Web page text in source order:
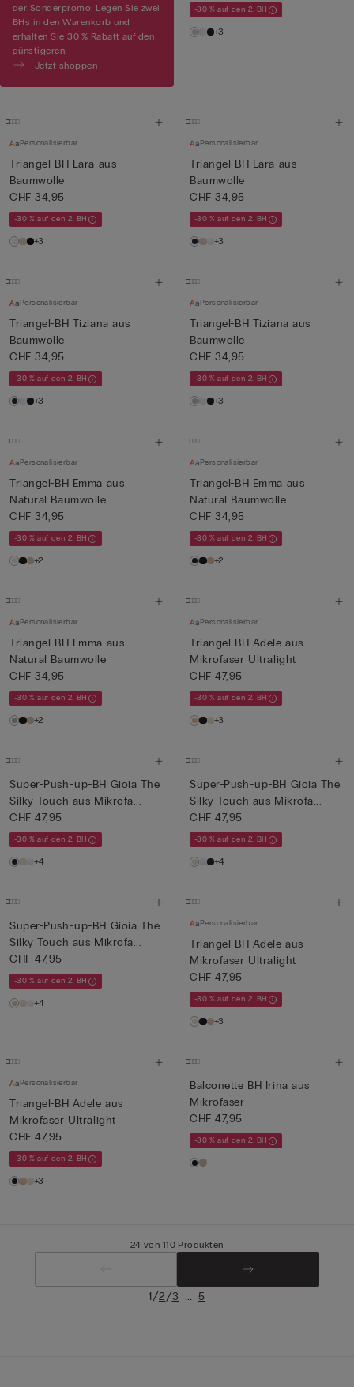
der Sonderpromo: Legen Sie zwei
BHs in den Warenkorb und
erhalten Sie 30 % Rabatt auf den
günstigeren.
Jetzt shoppen
-30 % auf den 2. BH
+3
Personalisierbar
Triangel-BH Lara aus
Baumwolle
CHF 34,95
-30 % auf den 2. BH
+3
Personalisierbar
Triangel-BH Lara aus
Baumwolle
CHF 34,95
-30 % auf den 2. BH
+3
Personalisierbar
Triangel-BH Tiziana aus
Baumwolle
CHF 34,95
-30 % auf den 2. BH
+3
Personalisierbar
Triangel-BH Tiziana aus
Baumwolle
CHF 34,95
-30 % auf den 2. BH
+3
Personalisierbar
Triangel-BH Emma aus
Natural Baumwolle
CHF 34,95
-30 % auf den 2. BH
+2
Personalisierbar
Triangel-BH Emma aus
Natural Baumwolle
CHF 34,95
-30 % auf den 2. BH
+2
Personalisierbar
Triangel-BH Emma aus
Natural Baumwolle
CHF 34,95
-30 % auf den 2. BH
+2
Personalisierbar
Triangel-BH Adele aus
Mikrofaser Ultralight
CHF 47,95
-30 % auf den 2. BH
+3
Super-Push-up-BH Gioia The
Silky Touch aus Mikrofa...
CHF 47,95
-30 % auf den 2. BH
+4
Super-Push-up-BH Gioia The
Silky Touch aus Mikrofa...
CHF 47,95
-30 % auf den 2. BH
+4
Super-Push-up-BH Gioia The
Silky Touch aus Mikrofa...
CHF 47,95
-30 % auf den 2. BH
+4
Personalisierbar
Triangel-BH Adele aus
Mikrofaser Ultralight
CHF 47,95
-30 % auf den 2. BH
+3
Personalisierbar
Triangel-BH Adele aus
Mikrofaser Ultralight
CHF 47,95
-30 % auf den 2. BH
+3
Balconette BH Irina aus
Mikrofaser
CHF 47,95
-30 % auf den 2. BH
24 von 110 Produkten
1/2/3 ... 5